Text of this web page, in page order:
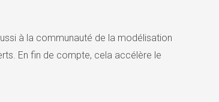
à la communauté de la modélisation
En fin de compte, cela accélère le